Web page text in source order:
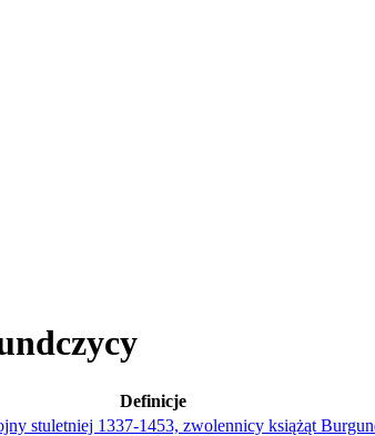
Definicje
stuletniej 1337-1453, zwolennicy książąt